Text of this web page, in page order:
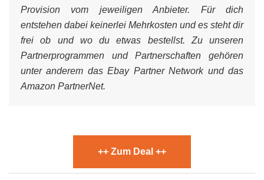
Provision vom jeweiligen Anbieter. Für dich
entstehen dabei keinerlei Mehrkosten und es steht dir
frei ob und wo du etwas bestellst. Zu unseren
Partnerprogrammen und Partnerschaften gehören
unter anderem das Ebay Partner Network und das
Amazon PartnerNet.
++ Zum Deal ++